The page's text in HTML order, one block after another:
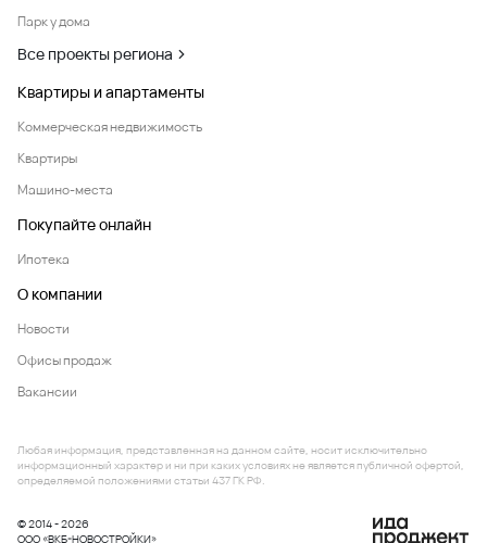
Парк у дома
Все проекты региона
Квартиры и апартаменты
Коммерческая недвижимость
Квартиры
Машино-места
Покупайте онлайн
Ипотека
О компании
Новости
Офисы продаж
Вакансии
© 2014 - 2026
ООО «ВКБ-НОВОСТРОЙКИ»
Любая информация, представленная на данном сайте, носит исключительно
информационный характер и ни при каких условиях не является публичной офертой,
определяемой положениями статьи 437 ГК РФ.